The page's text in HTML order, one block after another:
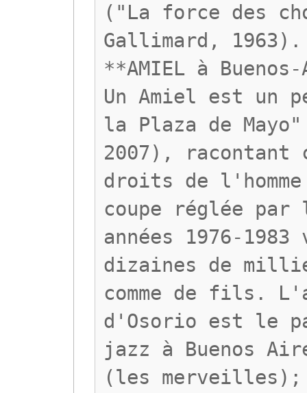
("La force des
Gallimard, 1963).
**AMIEL à
Un Amiel est un
la Plaza de
2007), racontant
droits de
coupe réglée
années 1976-
dizaines de
comme de fils.
d'Osorio est le
jazz à Buenos
(les merveilles);